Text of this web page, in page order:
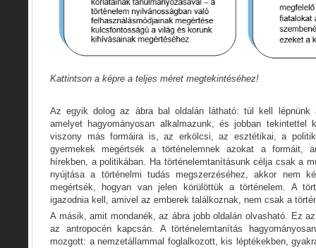
Kattintson a képre a teljes méret megtekintéséhez!
Az egyik dolog az ábra bal oldalán látható: túl kell lépnünk
amelyet hagyományosan alkalmazunk, és jobban tekintettel
viszony más formáira is, az erkölcsi, az esztétikai, a
gyermekek megértsék a történelemnek azokat a formáit,
hírekben, a politikában. Ha történelemtanításunk célja csak a
nyújtása a történelmi tudás megszerzéséhez, akkor nem
megértsék, hogyan van jelen körülöttük a történelem. A
igazodnia kell, amivel az emberek találkoznak, nem csak a
A másik, amit mondanék, az ábra jobb oldalán olvasható. Ez
az antropocén kapcsán. A történelemtanítás
mozgott: a nemzetállammal foglalkozott, kis léptékekben,